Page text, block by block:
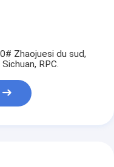
Zhaojuesi du sud,
RPC.